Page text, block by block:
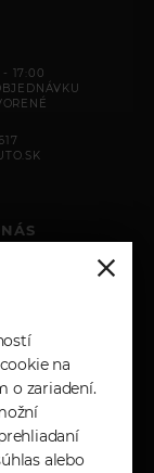
na
o zariadení.
alebo
- 17:00